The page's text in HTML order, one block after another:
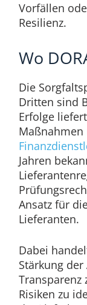
Vorfällen
Resilienz.
Wo
Die
Dritten sind
Erfolge
Jahren
Ansatz für
Lieferanten.
Dabei
Stärkung
Transparenz
Risiken zu